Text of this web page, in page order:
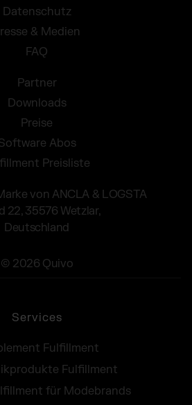
Datenschutz
& Medien
FAQ
Partner
Downloads
Preise
Abos
Preisliste
von ANCLA & LOGSTA
22, 35576 Wetzlar,
Deutschland
© 2026 Quivo
Services
Fulfillment
Fulfillment
für Modebrands